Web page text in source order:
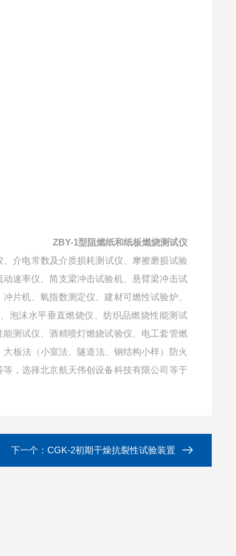
ZBY-1型阻燃纸和纸板燃烧测试仪
介电常数及介质损耗测试仪、摩擦磨损试验
速率仪、简支梁冲击试验机、悬臂梁冲击试
片机、氧指数测定仪、建材可燃性试验炉、
泡沫水平垂直燃烧仪、纺织品燃烧性能测试
测试仪、酒精喷灯燃烧试验仪、电工套管燃
板法（小室法、隧道法、钢结构小样）防火
，选择北京航天伟创设备科技有限公司等于
下一个： CGK-2初期干燥抗裂性试验装置